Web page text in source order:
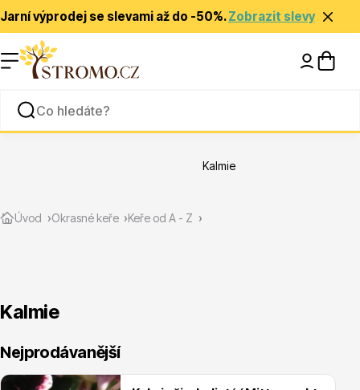
Jarní výprodej se slevami až do -50%.Zobrazit slevy
Rady a tipy
Úvod Okrasné keře Keře od A - Z
Kalmie
Kalmie
Nejprodávanější